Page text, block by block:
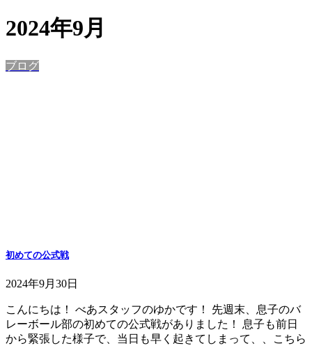
2024年9月
ブログ
初めての公式戦
2024年9月30日
こんにちは！ べあスタッフのゆかです！ 先週末、息子のバ
レーボール部の初めての公式戦がありました！ 息子も前日
から緊張した様子で、当日も早く起きてしまって、、こちら